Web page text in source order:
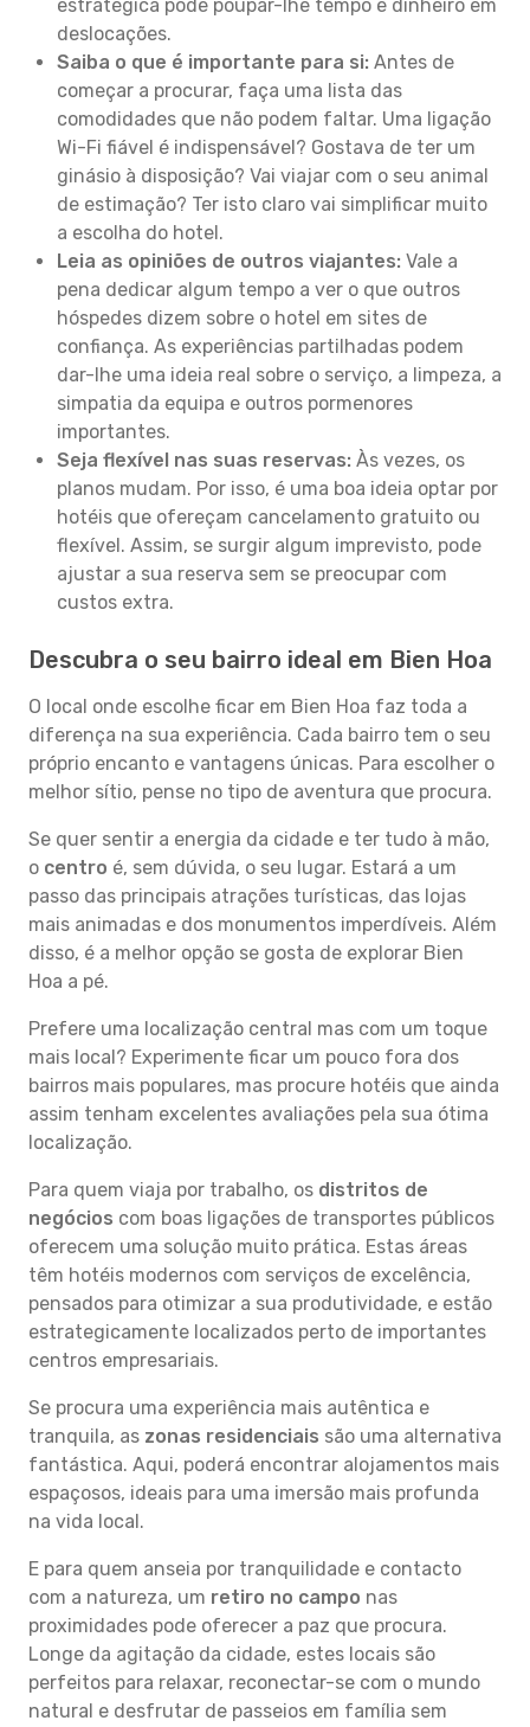
estratégica pode poupar-lhe tempo e dinheiro em
deslocações.
Saiba o que é importante para si: Antes de
começar a procurar, faça uma lista das
comodidades que não podem faltar. Uma ligação
Wi-Fi fiável é indispensável? Gostava de ter um
ginásio à disposição? Vai viajar com o seu animal
de estimação? Ter isto claro vai simplificar muito
a escolha do hotel.
Leia as opiniões de outros viajantes: Vale a
pena dedicar algum tempo a ver o que outros
hóspedes dizem sobre o hotel em sites de
confiança. As experiências partilhadas podem
dar-lhe uma ideia real sobre o serviço, a limpeza, a
simpatia da equipa e outros pormenores
importantes.
Seja flexível nas suas reservas: Às vezes, os
planos mudam. Por isso, é uma boa ideia optar por
hotéis que ofereçam cancelamento gratuito ou
flexível. Assim, se surgir algum imprevisto, pode
ajustar a sua reserva sem se preocupar com
custos extra.
Descubra o seu bairro ideal em Bien Hoa
O local onde escolhe ficar em Bien Hoa faz toda a
diferença na sua experiência. Cada bairro tem o seu
próprio encanto e vantagens únicas. Para escolher o
melhor sítio, pense no tipo de aventura que procura.
Se quer sentir a energia da cidade e ter tudo à mão,
o centro é, sem dúvida, o seu lugar. Estará a um
passo das principais atrações turísticas, das lojas
mais animadas e dos monumentos imperdíveis. Além
disso, é a melhor opção se gosta de explorar Bien
Hoa a pé.
Prefere uma localização central mas com um toque
mais local? Experimente ficar um pouco fora dos
bairros mais populares, mas procure hotéis que ainda
assim tenham excelentes avaliações pela sua ótima
localização.
Para quem viaja por trabalho, os distritos de
negócios com boas ligações de transportes públicos
oferecem uma solução muito prática. Estas áreas
têm hotéis modernos com serviços de excelência,
pensados para otimizar a sua produtividade, e estão
estrategicamente localizados perto de importantes
centros empresariais.
Se procura uma experiência mais autêntica e
tranquila, as zonas residenciais são uma alternativa
fantástica. Aqui, poderá encontrar alojamentos mais
espaçosos, ideais para uma imersão mais profunda
na vida local.
E para quem anseia por tranquilidade e contacto
com a natureza, um retiro no campo nas
proximidades pode oferecer a paz que procura.
Longe da agitação da cidade, estes locais são
perfeitos para relaxar, reconectar-se com o mundo
natural e desfrutar de passeios em família sem